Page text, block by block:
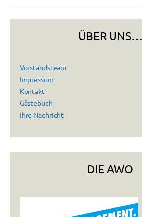
ÜBER UNS…
Vorstandsteam
Impressum
Kontakt
Gästebuch
Ihre Nachricht
DIE AWO